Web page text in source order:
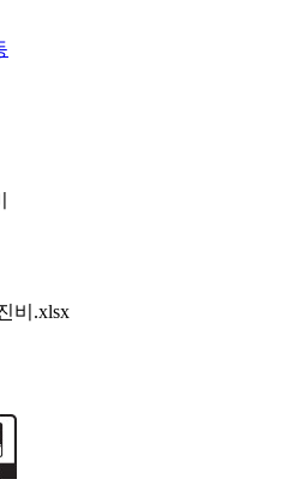
비.xlsx